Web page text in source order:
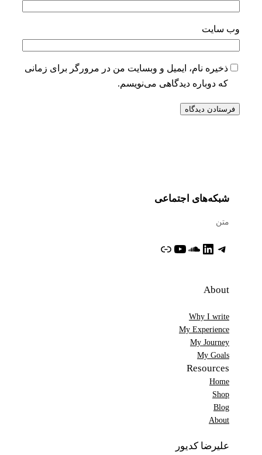
وب‌ سایت
ذخیره نام، ایمیل و وبسایت من در مرورگر برای زمانی
که دوباره دیدگاهی می‌نویسم.
شبکه‌های اجتماعی
متن
تلگرام لینکداین ساوندکلاود یوتیوبپیوند
About
Why I write
My Experience
My Journey
My Goals
Resources
Home
Shop
Blog
About
علیرضا کدیور